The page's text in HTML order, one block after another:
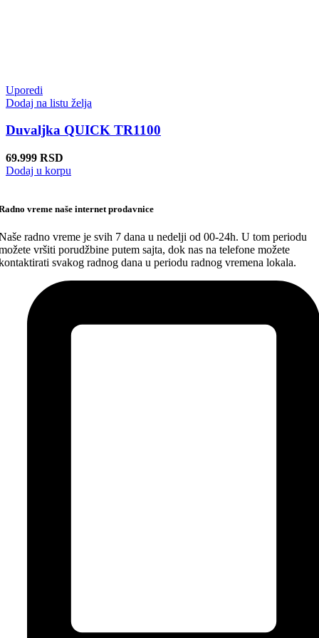
Uporedi
Dodaj na listu želja
Duvaljka QUICK TR1100
69.999 RSD
Dodaj u korpu
vreme naše internet prodavnice
radno vreme je svih 7 dana u nedelji od 00-24h. U tom periodu
vršiti porudžbine putem sajta, dok nas na telefone možete
svakog radnog dana u periodu radnog vremena lokala.